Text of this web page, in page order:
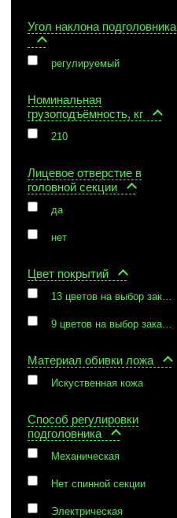
Угол наклона подголовника
регулируемый
Номинальная
грузоподъёмность, кг
210
Лицевое отверстие в
головной секции
да
нет
Цвет покрытий
13 цветов на выбор заказчика
9 цветов на выбор заказчика
Материал обивки ложа
Искуственная кожа
Способ регулировки
подголовника
Механическая
Нет спинной секции
Электрическая